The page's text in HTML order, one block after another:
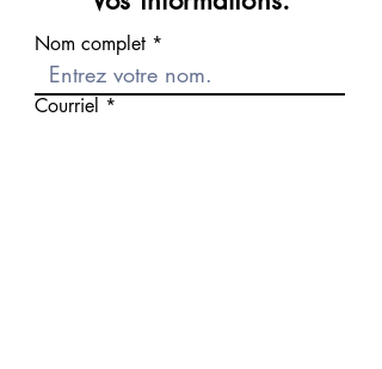
Nom complet
Courriel